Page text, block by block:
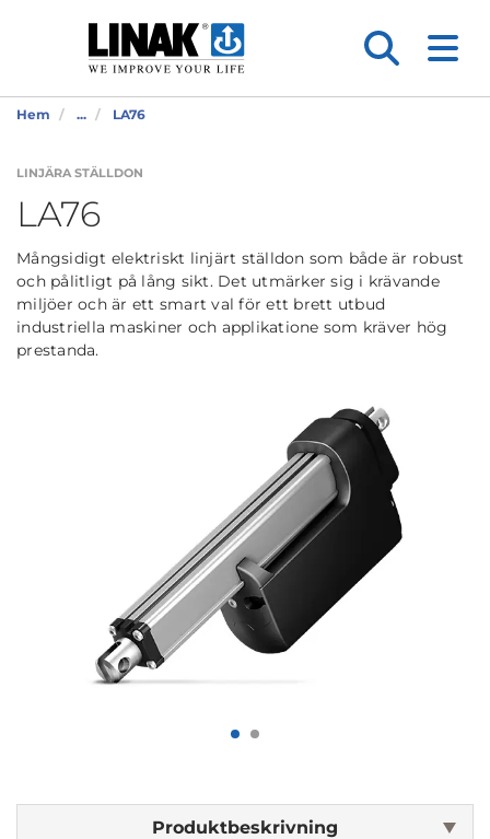
Hem ... LA76
LINJÄRA STÄLLDON
LA76
Mångsidigt elektriskt linjärt ställdon som både är robust
och pålitligt på lång sikt. Det utmärker sig i krävande
miljöer och är ett smart val för ett brett utbud
industriella maskiner och applikatione som kräver hög
prestanda.
Produktbeskrivning